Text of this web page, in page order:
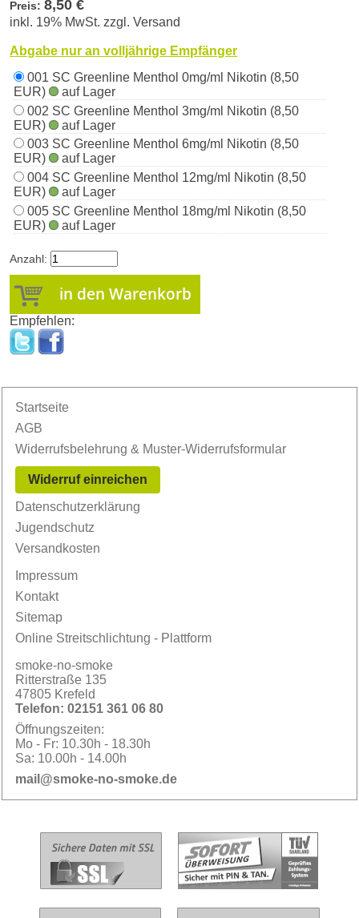
Preis: 8,50 €
inkl. 19% MwSt. zzgl. Versand
Abgabe nur an volljährige Empfänger
001 SC Greenline Menthol 0mg/ml Nikotin (8,50
EUR)
auf Lager
002 SC Greenline Menthol 3mg/ml Nikotin (8,50
EUR)
auf Lager
003 SC Greenline Menthol 6mg/ml Nikotin (8,50
EUR)
auf Lager
004 SC Greenline Menthol 12mg/ml Nikotin (8,50
EUR)
auf Lager
005 SC Greenline Menthol 18mg/ml Nikotin (8,50
EUR)
auf Lager
Anzahl:
Empfehlen:
Startseite
AGB
Widerrufsbelehrung & Muster-Widerrufsformular
Widerruf einreichen
Datenschutzerklärung
Jugendschutz
Versandkosten
Impressum
Kontakt
Sitemap
Online Streitschlichtung - Plattform
smoke-no-smoke
Ritterstraße 135
47805 Krefeld
Telefon:02151 361 06 80
Öffnungszeiten:
Mo - Fr: 10.30h - 18.30h
Sa: 10.00h - 14.00h
mail@smoke-no-smoke.de